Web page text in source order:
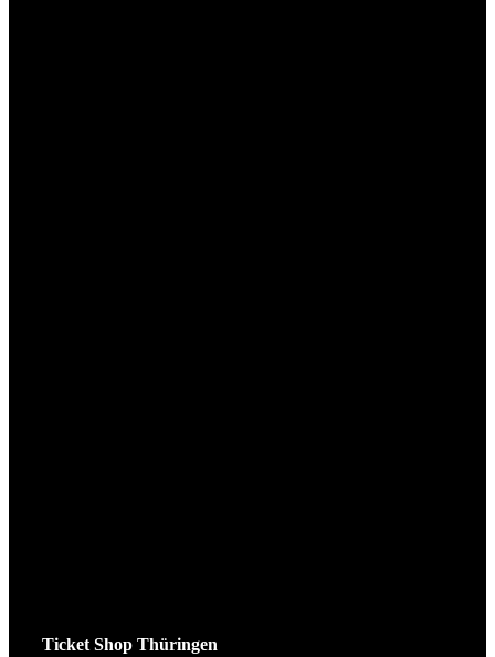
Ticket Shop Thüringen